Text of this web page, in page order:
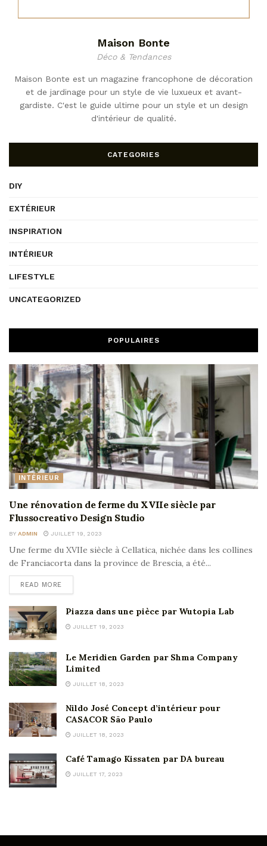
Maison Bonte
Déco & Tendances
Maison Bonte est un magazine francophone de décoration
et de jardinage pour un style de vie luxueux et avant-
gardiste. C'est le guide ultime pour un style et un design
d'intérieur de qualité.
CATEGORIES
DIY
EXTÉRIEUR
INSPIRATION
INTÉRIEUR
LIFESTYLE
UNCATEGORIZED
POPULAIRES
INTÉRIEUR
Une rénovation de ferme du XVIIe siècle par
Flussocreativo Design Studio
BY ADMIN JUILLET 19, 2023
Une ferme du XVIIe siècle à Cellatica, nichée dans les collines
de Franciacorta dans la province de Brescia, a été...
READ MORE
Piazza dans une pièce par Wutopia Lab
JUILLET 19, 2023
Le Meridien Garden par Shma Company
Limited
JUILLET 18, 2023
Nildo José Concept d’intérieur pour
CASACOR São Paulo
JUILLET 18, 2023
Café Tamago Kissaten par DA bureau
JUILLET 17, 2023